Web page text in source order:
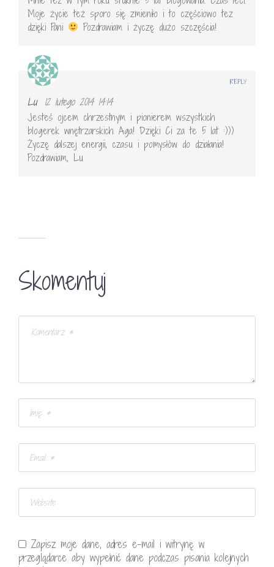
Moje życie też sporo się zmieniło i to częściowo tez
dzięki Pani
Pozdrawiam i życzę dużo szczęścia!
Lu
12 lutego 2014 14:14
Jesteś ojcem chrzestnym i pionierem wszystkich
blogerek wnętrzarskich Aga! Dzięki Ci za te 5 lat :)))
Życzę dalszej energii, czasu i pomysłów do działania!
Pozdrawiam, Lu
REPLY
Skomentuj
Zapisz moje dane, adres e-mail i witrynę w
przeglądarce aby wypełnić dane podczas pisania kolejnych